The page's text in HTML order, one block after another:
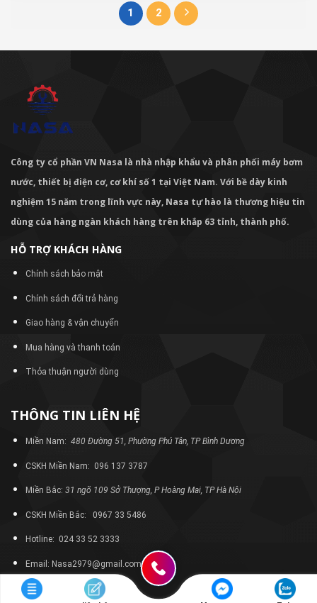
1 2
Công ty cổ phần VN Nasa là nhà nhập khẩu và phân phối máy bơm
nước, thiết bị điện cơ, cơ khí số 1 tại Việt Nam. Với bề dày kinh
nghiệm 15 năm trong lĩnh vực này, Nasa tự hào là thương hiệu tin
dùng của hàng ngàn khách hàng trên khắp 63 tỉnh, thành phố.
HỖ TRỢ KHÁCH HÀNG
Chính sách bảo mật
Chính sách đổi trả hàng
Giao hàng & vận chuyển
Mua hàng và thanh toán
Thỏa thuận người dùng
THÔNG TIN LIÊN HỆ
Miền Nam: 480 Đường 51, Phường Phú Tân, TP Bình Dương
CSKH Miền Nam: 096 137 3787
Miền Bắc: 31 ngõ 109 Sở Thượng, P Hoàng Mai, TP Hà Nội
CSKH Miền Bắc: 0967 33 5486
Hotline: 024 33 52 3333
Email: Nasa2979@gmail.com